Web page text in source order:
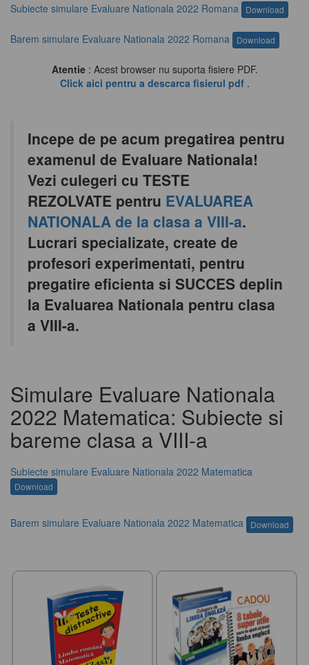
Subiecte simulare Evaluare Nationala 2022 Romana
Barem simulare Evaluare Nationala 2022 Romana
Atentie: Acest browser nu suporta fisiere PDF.
Click aici pentru a descarca fisierul pdf .
Incepe de pe acum pregatirea pentru
examenul de Evaluare Nationala!
Vezi culegeri cu TESTE
REZOLVATE pentru EVALUAREA
NATIONALA de la clasa a VIII-a.
Lucrari specializate, create de
profesori experimentati, pentru
pregatire eficienta si SUCCES deplin
la Evaluarea Nationala pentru clasa
a VIII-a.
Simulare Evaluare Nationala
2022 Matematica: Subiecte si
bareme clasa a VIII-a
Subiecte simulare Evaluare Nationala 2022 Matematica
Barem simulare Evaluare Nationala 2022 Matematica